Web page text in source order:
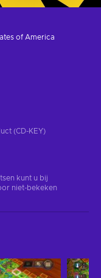
of America
(CD-KEY)
kunt u bij
niet-bekeken